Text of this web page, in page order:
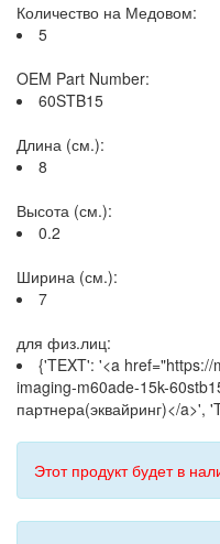
Количество на Медовом:
5
OEM Part Number:
60STB15
Длина (см.):
8
Высота (см.):
0.2
Ширина (см.):
7
для физ.лиц:
{'TEXT': '<a
imaging-m60ade-15k-
партнера(эквайринг)</a>',
Этот продукт будет в